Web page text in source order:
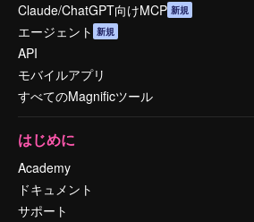
Claude/ChatGPT向けMCP 新規
エージェント 新規
API
モバイルアプリ
すべてのMagnificツール
はじめに
Academy
ドキュメント
サポート